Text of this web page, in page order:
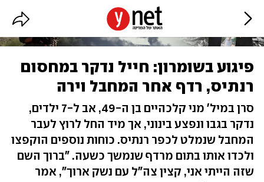
פיגוע בשומרון: חייל נדקר במחסום
רנתיס, רדף אחר המחבל וירה
סרן במיל' מני קלכהיים בן ה-49, אב ל-7 ילדים,
נדקר בגבו ונפצע בינוני, אך מיד החל לרוץ לעבר
המחבל שנמלט לכפר רנתיס. כוחות נוספים הוקפצו
ולכדו אותו בתום מרדף שנמשך כשעה. "ברוך השם
שזה הייתי אני, קצין צה"ל עם נשק ארוך", אמר